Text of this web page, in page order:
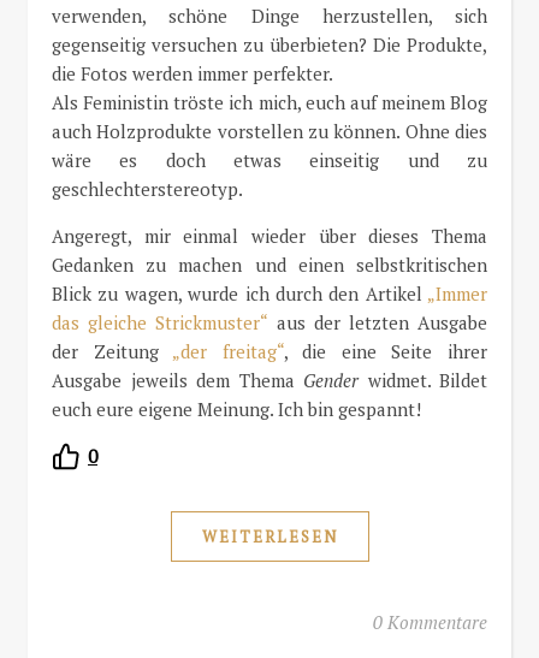
verwenden, schöne Dinge herzustellen, sich
gegenseitig versuchen zu überbieten? Die Produkte,
die Fotos werden immer perfekter.
Als Feministin tröste ich mich, euch auf meinem Blog
auch Holzprodukte vorstellen zu können. Ohne dies
wäre es doch etwas einseitig und zu
geschlechterstereotyp.
Angeregt, mir einmal wieder über dieses Thema
Gedanken zu machen und einen selbstkritischen
Blick zu wagen, wurde ich durch den Artikel „Immer
das gleiche Strickmuster“ aus der letzten Ausgabe
der Zeitung „der freitag“, die eine Seite ihrer
Ausgabe jeweils dem Thema Gender widmet. Bildet
euch eure eigene Meinung. Ich bin gespannt!
0
WEITERLESEN
0 Kommentare